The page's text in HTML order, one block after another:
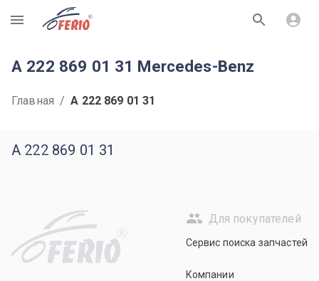
R
A 222 869 01 31 Mercedes-Benz
Главная / A 222 869 01 31
A 222 869 01 31
R
Для покупателей
Сервис поиска запчастей
Компании